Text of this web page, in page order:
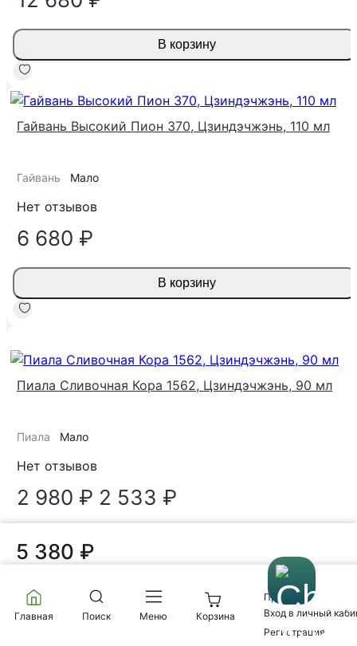
Главная Поиск Меню Корзина
Профиль
Вход в личный
Регистрация
5 380 ₽
В корзину
Гайвань Высокий Пион 370, Цзиндэчжэнь, 110 мл
Гайвань Мало
Нет отзывов
6 680 ₽
В корзину
Пиала Сливочная Кора 1562, Цзиндэчжэнь, 90 мл
Пиала Мало
Нет отзывов
2 980 ₽ 2 533 ₽
Гайвань Сиреневая Река 377, Цзиндэчжэнь, 90 мл